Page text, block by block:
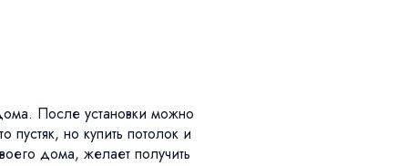
После установки можно
но купить потолок и
дома, желает получить